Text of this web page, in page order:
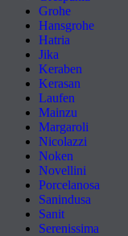
Grohe
Hansgrohe
Hatria
Jika
Keraben
Kerasan
Laufen
Mainzu
Margaroli
Nicolazzi
Noken
Novellini
Porcelanosa
Sanindusa
Sanit
Serenissima